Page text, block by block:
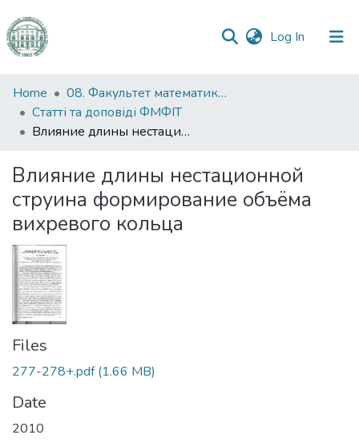
Log In (current)
Communities
&
Collections
Statistics
Home
08. Факультет математики, фізики та інформаційних технологій
Статті та доповіді ФМФІТ
Влияние длины нестационной струина формирование объёма вихревого кольца
Влияние длины нестационной
струина формирование объёма
вихревого кольца
Files
277-278+.pdf(1.66 MB)
Date
2010